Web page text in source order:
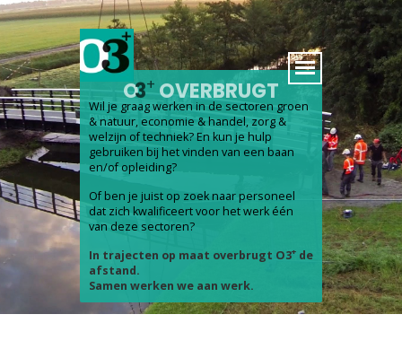
O3+ OVERBRUGT
Wil je graag werken in de sectoren groen
& natuur, economie & handel, zorg &
welzijn of techniek? En kun je hulp
gebruiken bij het vinden van een baan
en/of opleiding?
Of ben je juist op zoek naar personeel
dat zich kwalificeert voor het werk één
van deze sectoren?
In trajecten op maat overbrugt O3+ de
afstand.
Samen werken we aan werk.